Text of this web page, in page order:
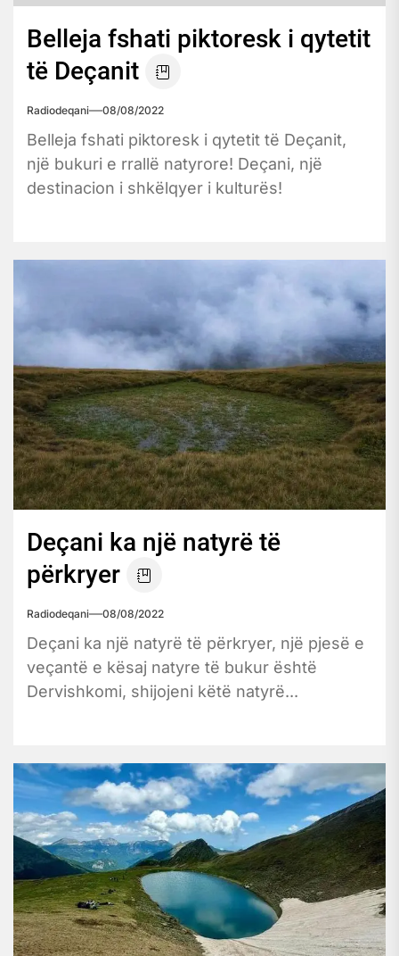
Belleja fshati piktoresk i qytetit
të Deçanit
Radiodeqani 08/08/2022
Belleja fshati piktoresk i qytetit të Deçanit,
një bukuri e rrallë natyrore! Deçani, një
destinacion i shkëlqyer i kulturës!
Deçani ka një natyrë të
përkryer
Radiodeqani 08/08/2022
Deçani ka një natyrë të përkryer, një pjesë e
veçantë e kësaj natyre të bukur është
Dervishkomi, shijojeni këtë natyrë...